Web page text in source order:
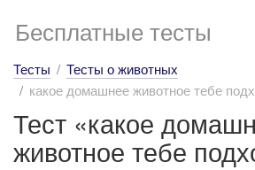
Бесплатные тесты
Тесты
Тесты о животных
какое домашнее животное тебе
Тест «какое
животное тебе